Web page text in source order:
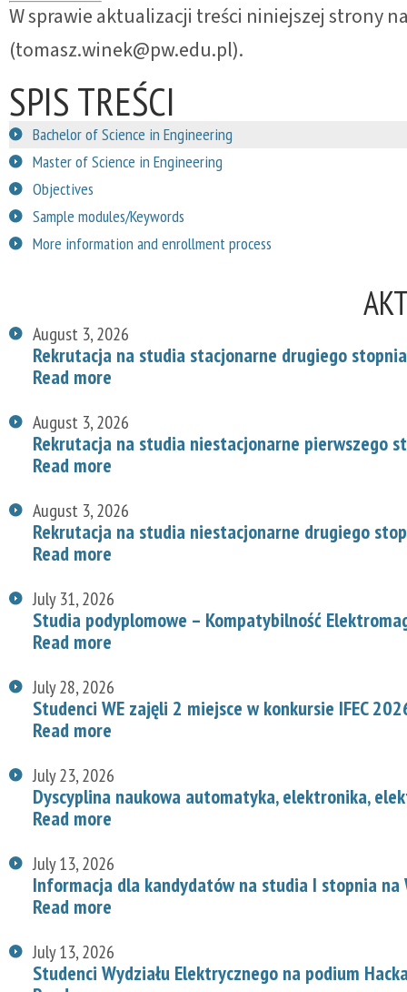
W sprawie aktualizacji treści niniejszej strony
(tomasz.winek@pw.edu.pl).
SPIS TREŚCI
Bachelor of Science in Engineering
Master of Science in Engineering
Objectives
Sample modules/Keywords
More information and enrollment process
August 3, 2026
Rekrutacja na studia stacjonarne drugiego
Read more
August 3, 2026
Rekrutacja na studia niestacjonarne pierwszego
Read more
August 3, 2026
Rekrutacja na studia niestacjonarne drugiego
Read more
July 31, 2026
Studia podyplomowe – Kompatybilność
Read more
July 28, 2026
Studenci WE zajęli 2 miejsce w konkursie IFEC
Read more
July 23, 2026
Dyscyplina naukowa automatyka, elektronika,
Read more
July 13, 2026
Informacja dla kandydatów na studia I stopnia na
Read more
July 13, 2026
Studenci Wydziału Elektrycznego na podium